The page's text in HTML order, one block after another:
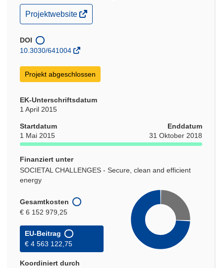
(öffnet
in
Fenster)
Projektwebsite
DOI
10.3030/641004
Projekt abgeschlossen
EK-Unterschriftsdatum
1 April 2015
Startdatum
1 Mai 2015
Enddatum
31 Oktober 2018
Finanziert unter
SOCIETAL CHALLENGES - Secure, clean and efficient
energy
Gesamtkosten
€ 6 152 979,25
EU-Beitrag
€ 4 563 122,75
Koordiniert durch